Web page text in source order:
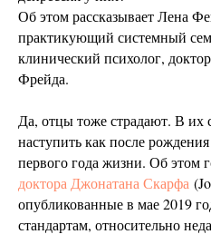
Об этом рассказывает Лена
практикующий системный
клинический психолог,
Фрейда.
Да, отцы тоже страдают. В их
наступить как после
первого года жизни. Об этом
доктора Джонатана Скарфа
опубликованные в мае 2019
стандартам, относительно